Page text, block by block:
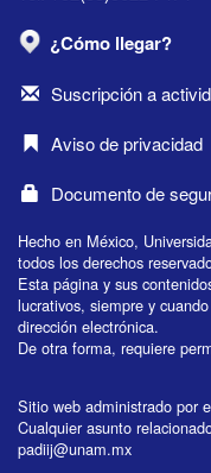
¿Cómo llegar?
Suscripción a
Aviso de privacidad
Documento de
Hecho en México,
todos los derechos
Esta página y sus
lucrativos, siempre y
dirección electrónica.
De otra forma, requiere
Sitio web administrado por
Cualquier asunto
padiij@unam.mx